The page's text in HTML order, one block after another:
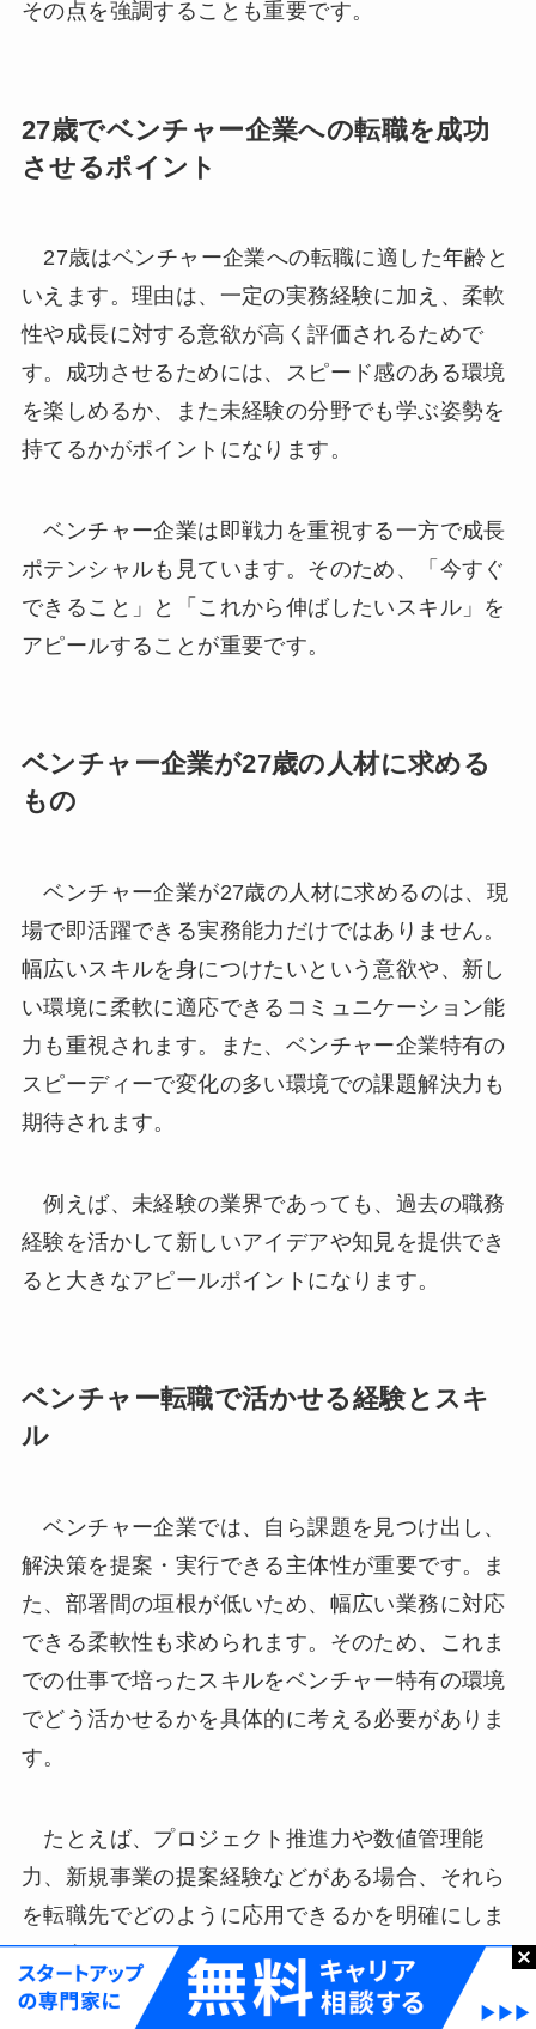
その点を強調することも重要です。
27歳でベンチャー企業への転職を成功
させるポイント
27歳はベンチャー企業への転職に適した年齢と
いえます。理由は、一定の実務経験に加え、柔軟
性や成長に対する意欲が高く評価されるためで
す。成功させるためには、スピード感のある環境
を楽しめるか、また未経験の分野でも学ぶ姿勢を
持てるかがポイントになります。
ベンチャー企業は即戦力を重視する一方で成長
ポテンシャルも見ています。そのため、「今すぐ
できること」と「これから伸ばしたいスキル」を
アピールすることが重要です。
ベンチャー企業が27歳の人材に求める
もの
ベンチャー企業が27歳の人材に求めるのは、現
場で即活躍できる実務能力だけではありません。
幅広いスキルを身につけたいという意欲や、新し
い環境に柔軟に適応できるコミュニケーション能
力も重視されます。また、ベンチャー企業特有の
スピーディーで変化の多い環境での課題解決力も
期待されます。
例えば、未経験の業界であっても、過去の職務
経験を活かして新しいアイデアや知見を提供でき
ると大きなアピールポイントになります。
ベンチャー転職で活かせる経験とスキ
ル
ベンチャー企業では、自ら課題を見つけ出し、
解決策を提案・実行できる主体性が重要です。ま
た、部署間の垣根が低いため、幅広い業務に対応
できる柔軟性も求められます。そのため、これま
での仕事で培ったスキルをベンチャー特有の環境
でどう活かせるかを具体的に考える必要がありま
す。
たとえば、プロジェクト推進力や数値管理能
力、新規事業の提案経験などがある場合、それら
を転職先でどのように応用できるかを明確にしま
しょう。